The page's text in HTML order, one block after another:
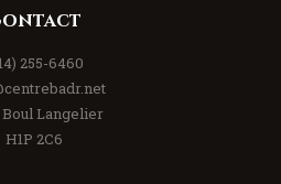
255-6460
Boul Langelier
H1P 2C6